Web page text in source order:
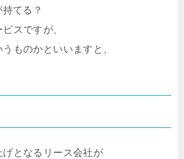
てる？
スですが、
ものかといいますと、
げとなるリース会社が